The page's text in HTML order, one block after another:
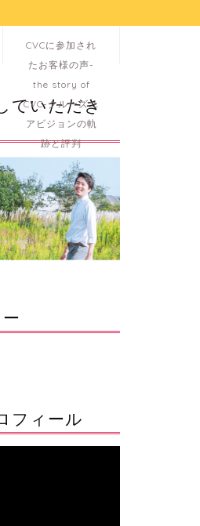
CVCに参加され
たお客様の声-
the story of
CVC-クルーズユ
アビジョンの軌
跡と評判
フィール